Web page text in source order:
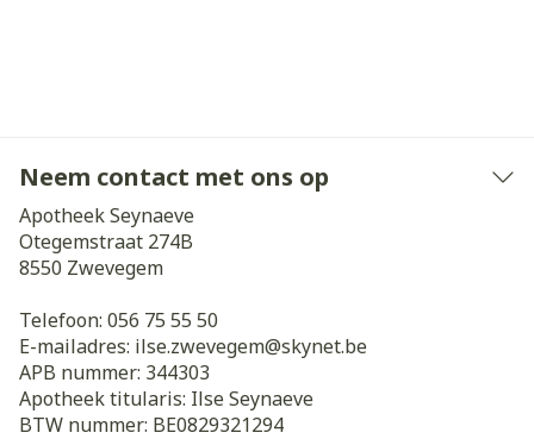
Neem contact met ons op
Apotheek Seynaeve
Otegemstraat 274B
8550 Zwevegem
Telefoon: 056 75 55 50
E-mailadres: ilse.zwevegem@skynet.be
APB nummer: 344303
Apotheek titularis: Ilse Seynaeve
BTW nummer: BE0829321294